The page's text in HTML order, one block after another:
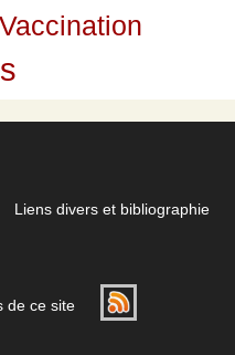
Vaccination
Liens divers et bibliographie
de ce site